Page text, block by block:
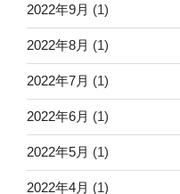
2022年9月 (1)
2022年8月 (1)
2022年7月 (1)
2022年6月 (1)
2022年5月 (1)
2022年4月 (1)